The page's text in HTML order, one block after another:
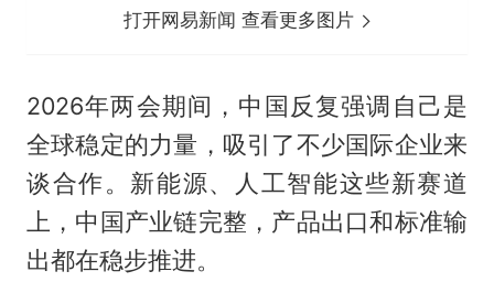
打开网易新闻 查看更多图片
2026年两会期间，中国反复强调自己是
全球稳定的力量，吸引了不少国际企业来
谈合作。新能源、人工智能这些新赛道
上，中国产业链完整，产品出口和标准输
出都在稳步推进。